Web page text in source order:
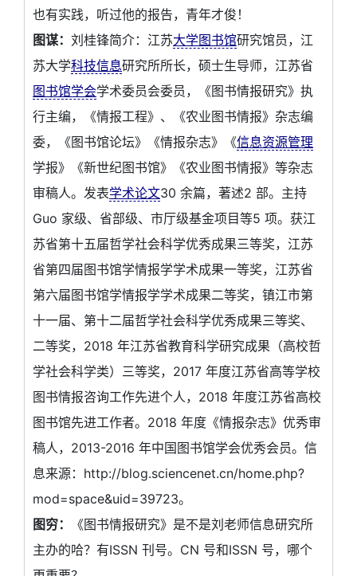
也有实践，听过他的报告，青年才俊！
图谋： 刘桂锋简介：江苏大学图书馆研究馆员，江
苏大学科技信息研究所所长，硕士生导师，江苏省
图书馆学会学术委员会委员，《图书情报研究》执
行主编，《情报工程》、《农业图书情报》杂志编
委，《图书馆论坛》《情报杂志》《信息资源管理
学报》《新世纪图书馆》《农业图书情报》等杂志
审稿人。发表学术论文30 余篇，著述2 部。主持
Guo 家级、省部级、市厅级基金项目等5 项。获江
苏省第十五届哲学社会科学优秀成果三等奖，江苏
省第四届图书馆学情报学学术成果一等奖，江苏省
第六届图书馆学情报学学术成果二等奖，镇江市第
十一届、第十二届哲学社会科学优秀成果三等奖、
二等奖，2018 年江苏省教育科学研究成果（高校哲
学社会科学类）三等奖，2017 年度江苏省高等学校
图书情报咨询工作先进个人，2018 年度江苏省高校
图书馆先进工作者。2018 年度《情报杂志》优秀审
稿人，2013-2016 年中国图书馆学会优秀会员。信
息来源：http://blog.sciencenet.cn/home.php?
mod=space&uid=39723。
图穷：
《图书情报研究》是不是刘老师信息研究所
主办的哈？有ISSN 刊号。CN 号和ISSN 号，哪个